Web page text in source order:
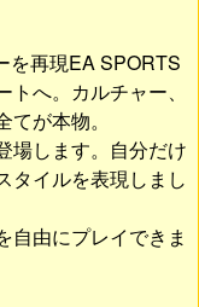
を再現EA SPORTS
へ。カルチャー、
が本物。
場します。自分だけ
タイルを表現しまし
自由にプレイできま